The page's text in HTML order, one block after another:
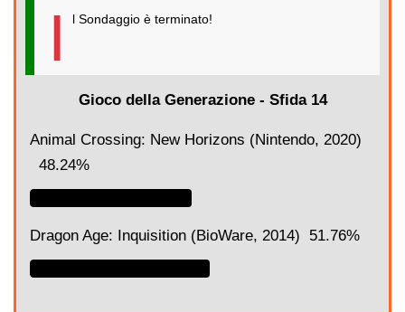
I l Sondaggio è terminato!
Gioco della Generazione - Sfida 14
Animal Crossing: New Horizons (Nintendo, 2020)
48.24%
Dragon Age: Inquisition (BioWare, 2014) 51.76%